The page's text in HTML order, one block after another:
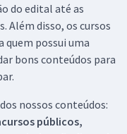
do edital até as
Além disso, os cursos
quem possui uma
bons conteúdos para
nossos conteúdos:
públicos,